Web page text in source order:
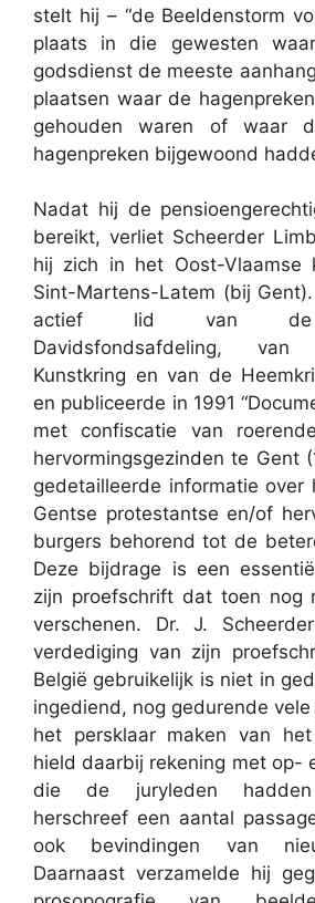
stelt hij – “de Beeldenstorm
plaats in die gewesten
godsdienst de meeste
plaatsen waar de
gehouden waren of waar
hagenpreken bijgewoond
Nadat hij de
bereikt, verliet Scheerder
hij zich in het Oost-Vlaamse
Sint-Martens-Latem (bij
actief lid van de
Davidsfondsafdeling,
Kunstkring en van de
en publiceerde in 1991
met confiscatie van
hervormingsgezinden te Gent
gedetailleerde informatie
Gentse protestantse en/of
burgers behorend tot de
Deze bijdrage is een
zijn proefschrift dat toen nog
verschenen. Dr. J.
verdediging van zijn
België gebruikelijk is niet in
ingediend, nog gedurende
het persklaar maken van
hield daarbij rekening met op-
die de juryleden hadden
herschreef een aantal
ook bevindingen van
Daarnaast verzamelde hij